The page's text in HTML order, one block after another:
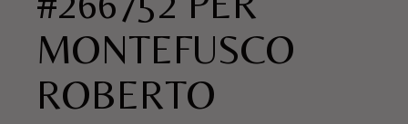
MONTEFUSCO
ROBERTO